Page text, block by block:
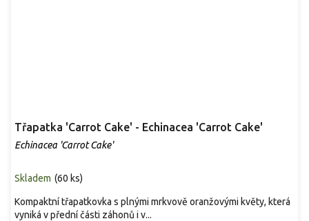
Třapatka 'Carrot Cake' - Echinacea 'Carrot Cake'
Echinacea 'Carrot Cake'
Skladem (60 ks)
Kompaktní třapatkovka s plnými mrkvově oranžovými květy, která
vyniká v přední části záhonů i v...